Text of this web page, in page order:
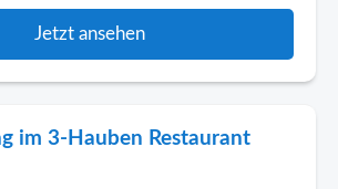
Jetzt ansehen
im 3-Hauben Restaurant